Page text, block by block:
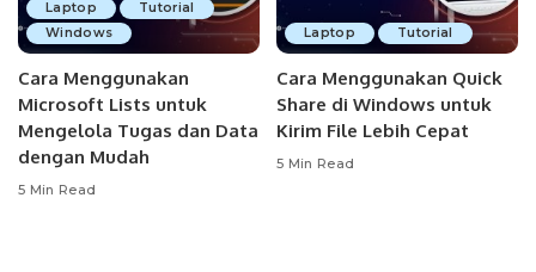
Laptop
Tutorial
Windows
Cara Menggunakan
Microsoft Lists untuk
Mengelola Tugas dan Data
dengan Mudah
5 Min Read
Laptop Tutorial
Cara Menggunakan Quick
Share di Windows untuk
Kirim File Lebih Cepat
5 Min Read